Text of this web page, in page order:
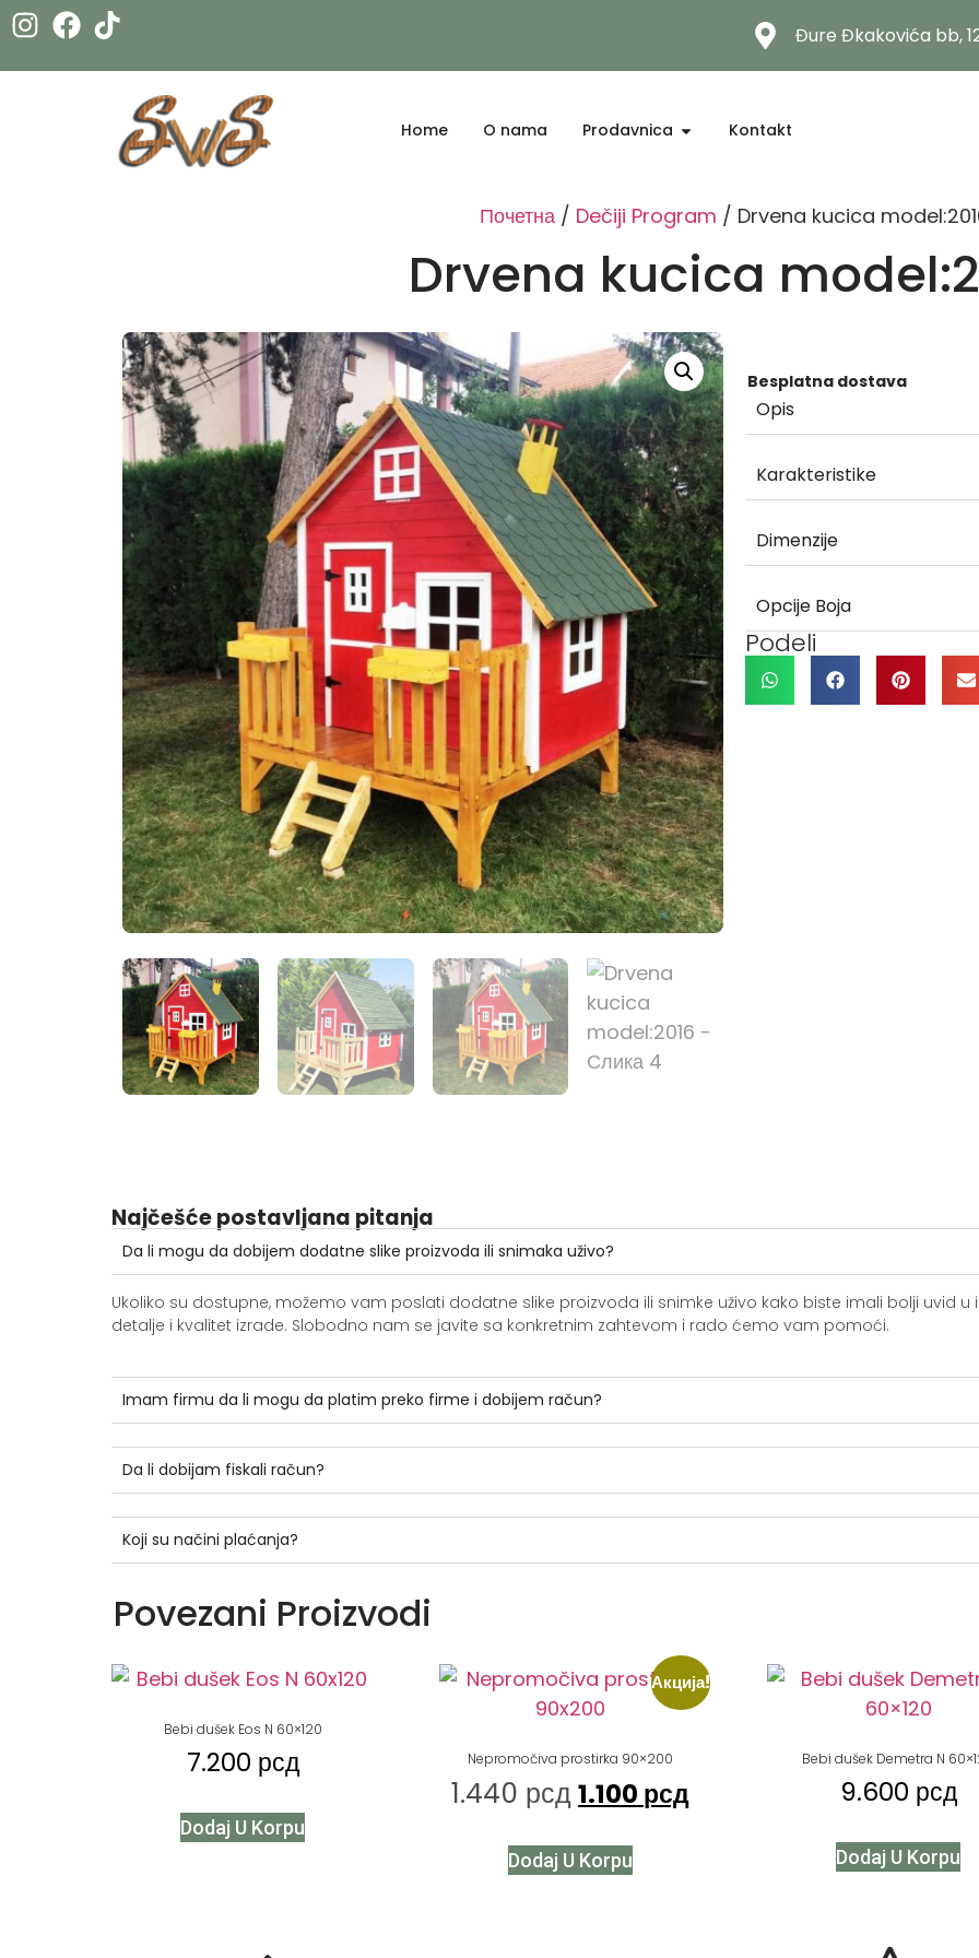
Đure Đkakovića bb,
Home O nama Prodavnica Kontakt
Почетна / Dečiji Program / Drvena kucica
Drvena kucica
Besplatna dostava
Opis
Karakteristike
Dimenzije
Opcije Boja
Podeli
Najčešće postavljana pitanja
Da li mogu da dobijem dodatne slike proizvoda ili snimaka uživo?
Ukoliko su dostupne, možemo vam poslati dodatne slike proizvoda ili snimke uživo kako biste imali bolji uvid u
detalje i kvalitet izrade. Slobodno nam se javite sa konkretnim zahtevom i rado ćemo vam pomoći.
Imam firmu da li mogu da platim preko firme i dobijem račun?
Da li dobijam fiskali račun?
Koji su načini plaćanja?
Povezani Proizvodi
Bebi dušek Eos N 60×120
7.200 рсд
Dodaj U Korpu
Акција!
Nepromočiva prostirka 90×200
1.440 рсд1.100 рсд
Dodaj U Korpu
Bebi dušek Demetra N
9.600 рсд
Dodaj U Korpu